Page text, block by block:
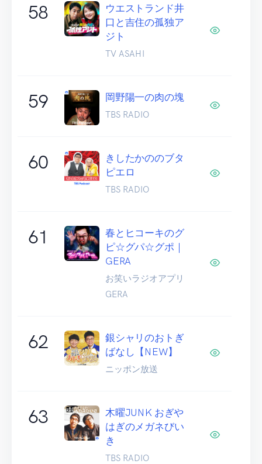
58
ウエストランド井
口と吉住の孤独ア
ジト
TV ASAHI
59 岡野陽一の肉の塊
TBS RADIO
60
きしたかののブタ
ピエロ
TBS RADIO
61
春とヒコーキのグ
ピ☆グパ☆グポ｜
GERA
お笑いラジオアプリ
GERA
62
銀シャリのおトぎ
ばなし【NEW】
ニッポン放送
63
木曜JUNK おぎや
はぎのメガネびい
き
TBS RADIO